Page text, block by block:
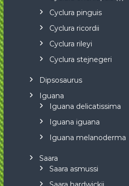
Cyclura pinguis
Cyclura ricordii
Cyclura rileyi
Cyclura stejnegeri
Dipsosaurus
Iguana
Iguana delicatissima
Iguana iguana
Iguana melanoderma
Saara
Saara asmussi